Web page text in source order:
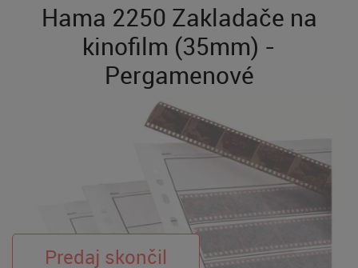
Hama 2250 Zakladače na
kinofilm (35mm) -
Pergamenové